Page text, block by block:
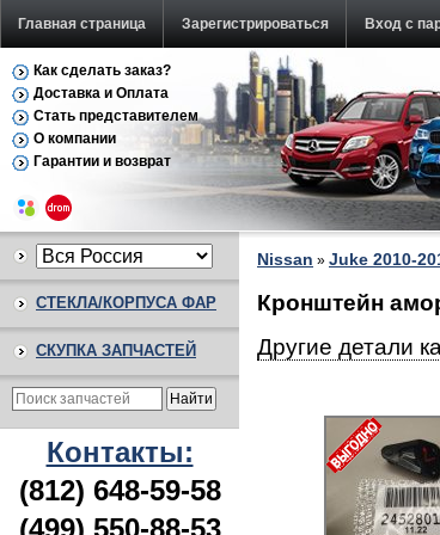
Главная страница Зарегистрироваться Вход с
Как сделать заказ?
Доставка и Оплата
Стать представителем
О компании
Гарантии и возврат
СТЕКЛА/КОРПУСА ФАР
СКУПКА ЗАПЧАСТЕЙ
Контакты:
(812) 648-59-58
(499) 550-88-53
Nissan » Juke 2010-
Кронштейн
Другие детали